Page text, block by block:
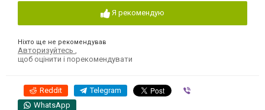
Я рекомендую
Ніхто ще не рекомендував
Авторизуйтесь
щоб оцінити і порекомендувати
Reddit Telegram
WhatsApp